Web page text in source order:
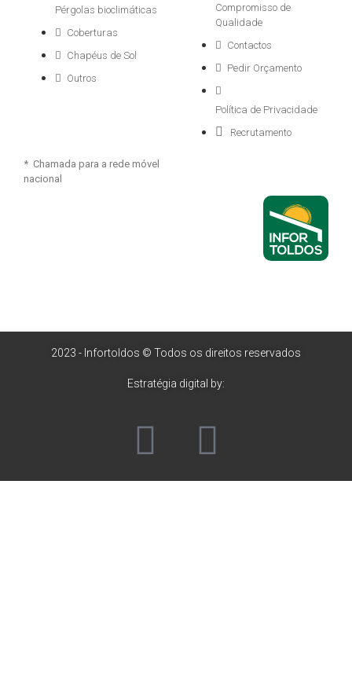
Pérgolas bioclimáticas
Coberturas
Chapéus de Sol
Outros
Compromisso de
Qualidade
Contactos
Pedir Orçamento
Política de Privacidade
Recrutamento
* Chamada para a rede móvel
nacional
2023 - Infortoldos © Todos os direitos reservados
Estratégia digital by: